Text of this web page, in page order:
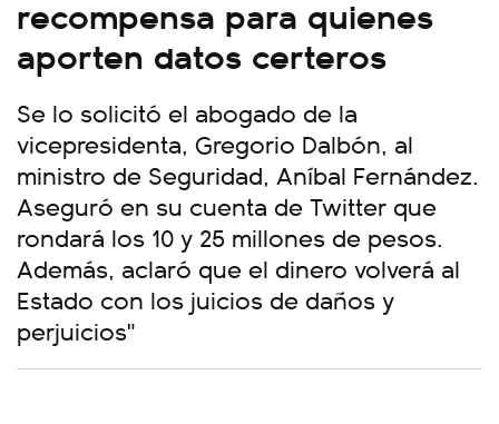
recompensa para quienes
aporten datos certeros
Se lo solicitó el abogado de la
vicepresidenta, Gregorio Dalbón, al
ministro de Seguridad, Aníbal Fernández.
Aseguró en su cuenta de Twitter que
rondará los 10 y 25 millones de pesos.
Además, aclaró que el dinero volverá al
Estado con los juicios de daños y
perjuicios"